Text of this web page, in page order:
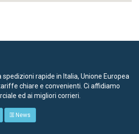
rapide in Italia, Unione Europea
chiare e convenienti. Ci affidiamo
ed ai migliori corrieri.
News